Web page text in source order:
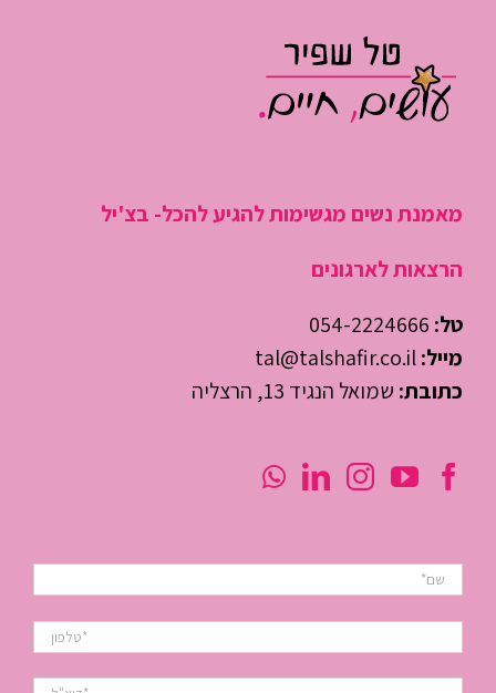
היום
מאמנת נשים מגשימות להגיע להכל- בצ'יל
הרצאות לארגונים
טל: 054-2224666
מייל:tal@talshafir.co.il
כתובת: שמואל הנגיד 13, הרצליה